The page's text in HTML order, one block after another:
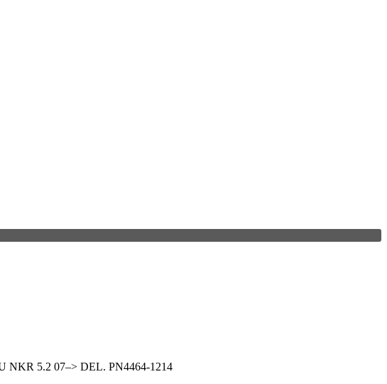
5.2 07–> DEL. PN4464-1214